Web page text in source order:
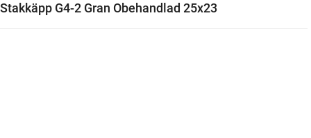
Stakkäpp G4-2 Gran Obehandlad 25x23